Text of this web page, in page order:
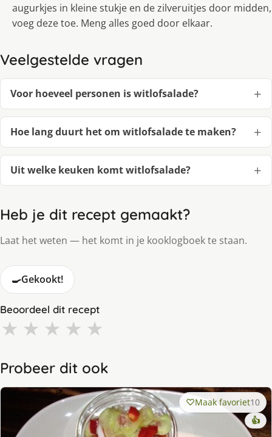
augurkjes in kleine stukje en de zilveruitjes door midden,
voeg deze toe. Meng alles goed door elkaar.
Veelgestelde vragen
Voor hoeveel personen is witlofsalade?
Hoe lang duurt het om witlofsalade te maken?
Uit welke keuken komt witlofsalade?
Heb je dit recept gemaakt?
Laat het weten — het komt in je kooklogboek te staan.
🍳Gekookt!
Beoordeel dit recept
★ ★ ★ ★ ★
Probeer dit ook
Maak favoriet10
👍